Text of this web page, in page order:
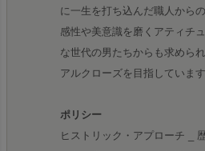
に一生を打ち込んだ職人から
感性や美意識を磨くアティチ
な世代の男たちからも求めら
アルクローズを目指しています
ポリシー
ヒストリック・アプローチ _